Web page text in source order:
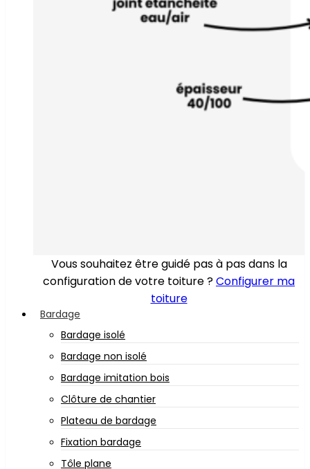
Vous souhaitez être guidé pas à pas dans la
configuration de votre toiture ?Configurer ma
toiture
Bardage
Bardage isolé
Bardage non isolé
Bardage imitation bois
Clôture de chantier
Plateau de bardage
Fixation bardage
Tôle plane